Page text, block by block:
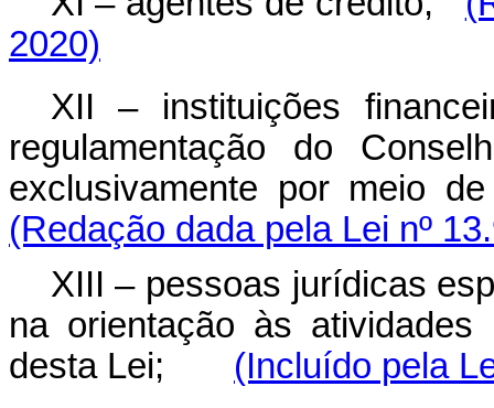
2020)
XII – instituições
regulamentação do
exclusivamente por meio
(Redação dada pela Lei nº
XIII – pessoas jurídicas
na orientação às
desta Lei;
(Incluído pela